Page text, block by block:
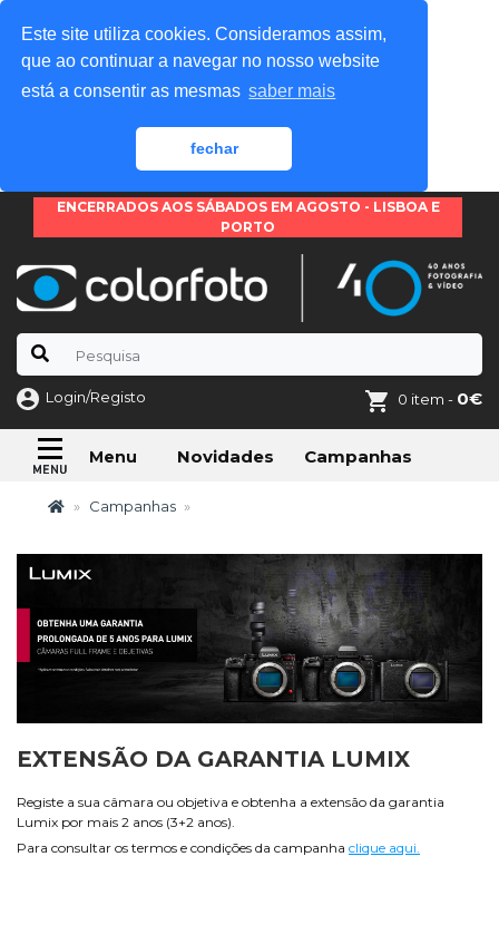
Este site utiliza cookies. Consideramos assim,
que ao continuar a navegar no nosso website
está a consentir as mesmas saber mais
fechar
ENCERRADOS AOS SÁBADOS EM AGOSTO - LISBOA E
PORTO
Login/Registo 0 item - 0€
Menu Novidades Campanhas
Campanhas
EXTENSÃO DA GARANTIA LUMIX
Registe a sua câmara ou objetiva e obtenha a extensão da garantia
Lumix por mais 2 anos (3+2 anos).
Para consultar os termos e condições da campanha clique aqui.